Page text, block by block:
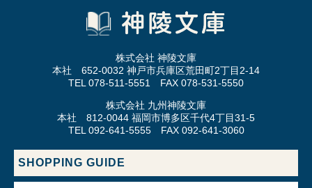
株式会社 神陵文庫
本社 652-0032 神戸市兵庫区荒田町2丁目2-14
TEL 078-511-5551 FAX 078-531-5550
株式会社 九州神陵文庫
本社 812-0044 福岡市博多区千代4丁目31-5
TEL 092-641-5555 FAX 092-641-3060
SHOPPING GUIDE